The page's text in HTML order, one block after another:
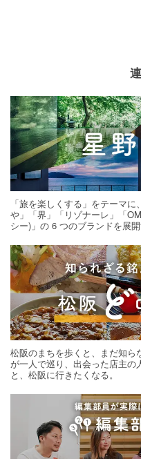
「旅を楽しくする」をテーマ
や」「界」「リゾナーレ」「
シー)」の 6 つのブランドを展
松阪のまちを歩くと、まだ知
が一人で巡り、出会った店主の
と、松阪に行きたくなる。